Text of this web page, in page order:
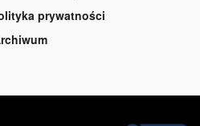
prywatności